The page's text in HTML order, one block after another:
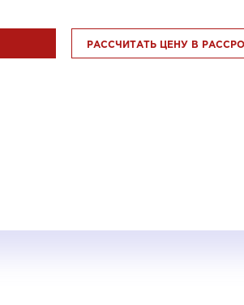
РАССЧИТАТЬ ЦЕНУ В